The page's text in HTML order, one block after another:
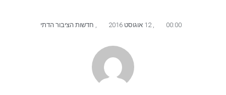
00:00
, 12 אוגוסט 2016 , חדשות הציבור הדתי